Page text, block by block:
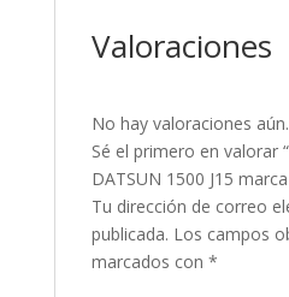
Valoraciones
No hay valoraciones aún.
Sé el primero en valorar
DATSUN 1500 J15 marca
Tu dirección de correo
publicada. Los campos
marcados con *